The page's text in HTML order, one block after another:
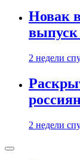
Новак
выпуск
2 недели
2 недели